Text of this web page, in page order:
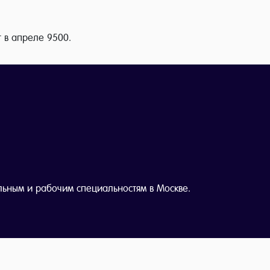
в апреле 9500.
и рабочим специальностям в Москве.